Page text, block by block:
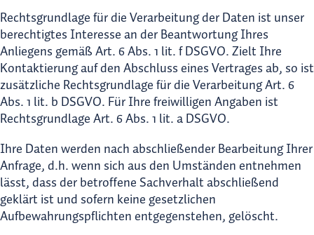
Rechtsgrundlage für die Verarbeitung der Daten ist unser
berechtigtes Interesse an der Beantwortung Ihres
Anliegens gemäß Art. 6 Abs. 1 lit. f DSGVO. Zielt Ihre
Kontaktierung auf den Abschluss eines Vertrages ab, so ist
zusätzliche Rechtsgrundlage für die Verarbeitung Art. 6
Abs. 1 lit. b DSGVO. Für Ihre freiwilligen Angaben ist
Rechtsgrundlage Art. 6 Abs. 1 lit. a DSGVO.
Ihre Daten werden nach abschließender Bearbeitung Ihrer
Anfrage, d.h. wenn sich aus den Umständen entnehmen
lässt, dass der betroffene Sachverhalt abschließend
geklärt ist und sofern keine gesetzlichen
Aufbewahrungspflichten entgegenstehen, gelöscht.